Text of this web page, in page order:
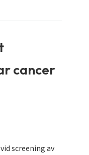
cancer
screening av